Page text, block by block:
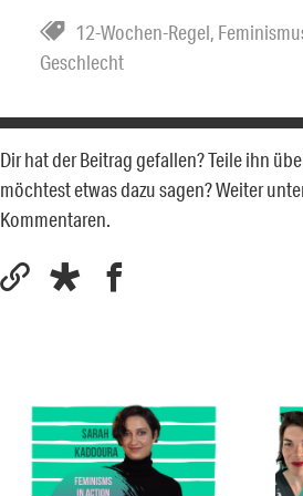
12-Wochen-Regel,
Geschlecht
Dir hat der Beitrag gefallen? Teile ihn
möchtest etwas dazu sagen? Weiter
Kommentaren.